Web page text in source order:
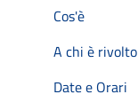
Cos'è
A chi è rivolto
Date e Orari